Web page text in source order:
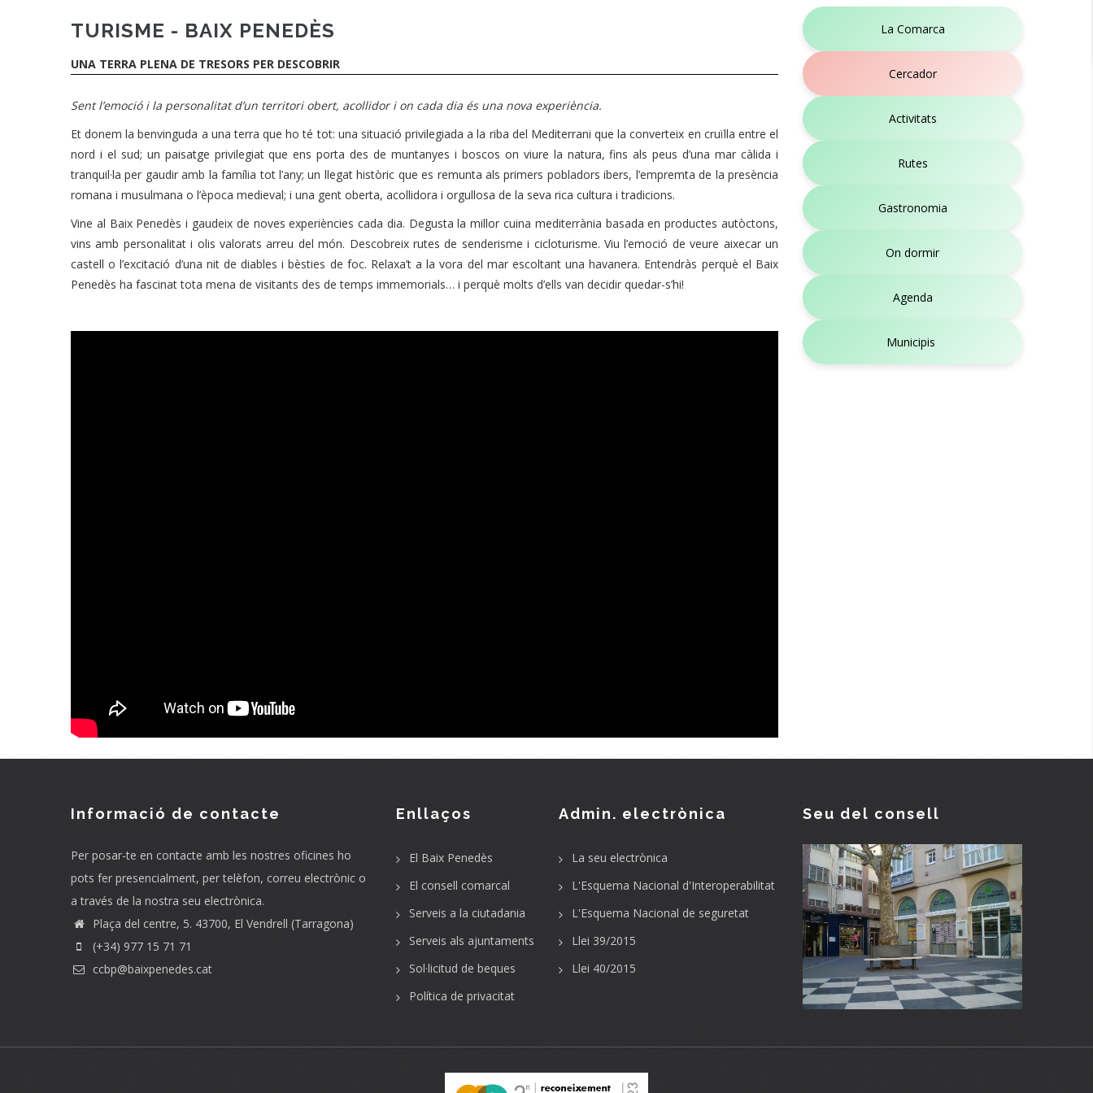
TURISME - BAIX PENEDÈS
UNA TERRA PLENA DE TRESORS PER DESCOBRIR
Sent l’emoció i la personalitat d’un territori obert, acollidor i on cada dia és una nova experiència.
Et donem la benvinguda a una terra que ho té tot: una situació privilegiada a la riba del Mediterrani que la converteix en cruïlla entre el
nord i el sud; un paisatge privilegiat que ens porta des de muntanyes i boscos on viure la natura, fins als peus d’una mar càlida i
tranquil·la per gaudir amb la família tot l’any; un llegat històric que es remunta als primers pobladors ibers, l’empremta de la presència
romana i musulmana o l’època medieval; i una gent oberta, acollidora i orgullosa de la seva rica cultura i tradicions.
Vine al Baix Penedès i gaudeix de noves experiències cada dia. Degusta la millor cuina mediterrània basada en productes autòctons,
vins amb personalitat i olis valorats arreu del món. Descobreix rutes de senderisme i cicloturisme. Viu l’emoció de veure aixecar un
castell o l’excitació d’una nit de diables i bèsties de foc. Relaxa’t a la vora del mar escoltant una havanera. Entendràs perquè el Baix
Penedès ha fascinat tota mena de visitants des de temps immemorials… i perquè molts d’ells van decidir quedar-s’hi!
La Comarca
Cercador
Activitats
Rutes
Gastronomia
On dormir
Agenda
Municipis
Informació de contacte
Per posar-te en contacte amb les nostres oficines ho
pots fer presencialment, per telèfon, correu electrònic o
a través de la nostra seu electrònica.
Plaça del centre, 5. 43700, El Vendrell (Tarragona)
(+34) 977 15 71 71
ccbp@baixpenedes.cat
Enllaços
El Baix Penedès
El consell comarcal
Serveis a la ciutadania
Serveis als ajuntaments
Sol·licitud de beques
Política de privacitat
Admin. electrònica
La seu electrònica
L'Esquema Nacional d'Interoperabilitat
L'Esquema Nacional de seguretat
Llei 39/2015
Llei 40/2015
Seu del consell